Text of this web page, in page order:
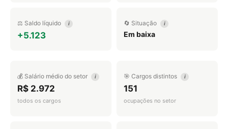
⚖️ Saldo líquido i
+5.123
🔄 Situação i
Em baixa
💰 Salário médio do setor i
R$ 2.972
todos os cargos
🎯 Cargos distintos i
151
ocupações no setor